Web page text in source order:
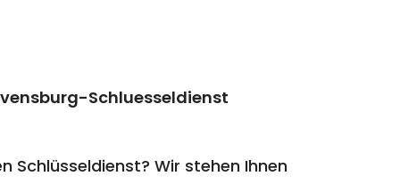
Schluesseldienst
Schlüsseldienst? Wir stehen Ihnen